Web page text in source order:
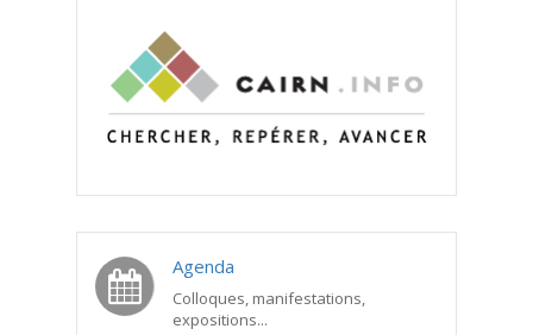
Agenda
Colloques, manifestations,
expositions...